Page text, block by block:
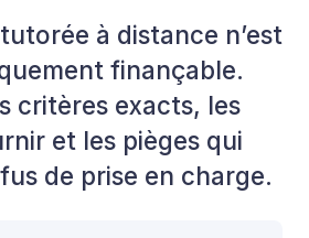
à distance n’est
finançable.
critères exacts, les
et les pièges qui
de prise en charge.